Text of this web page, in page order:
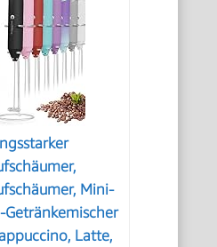
Mini-
Getränkemischer
Latte,